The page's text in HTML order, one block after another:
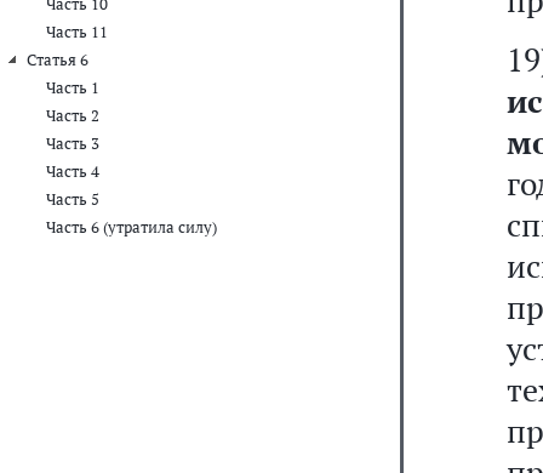
Часть 10
Часть 11
Статья 6
Часть 1
Часть 2
Часть 3
Часть 4
Часть 5
Часть 6 (утратила силу)